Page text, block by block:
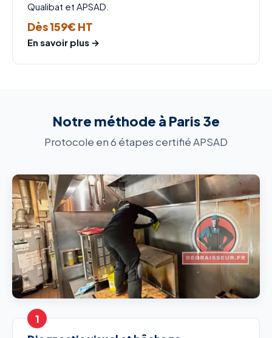
Qualibat et APSAD.
Dès 159€ HT
En savoir plus →
Notre méthode à Paris 3e
Protocole en 6 étapes certifié APSAD